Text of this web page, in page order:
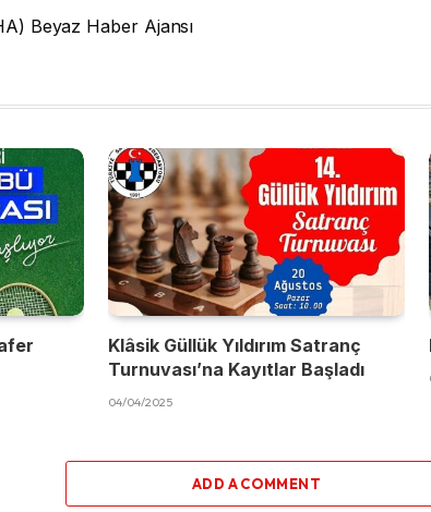
Beyaz Haber Ajansı
Klâsik Güllük Yıldırım Satranç
Turnuvası’na Kayıtlar Başladı
04/04/2025
ADD A COMMENT